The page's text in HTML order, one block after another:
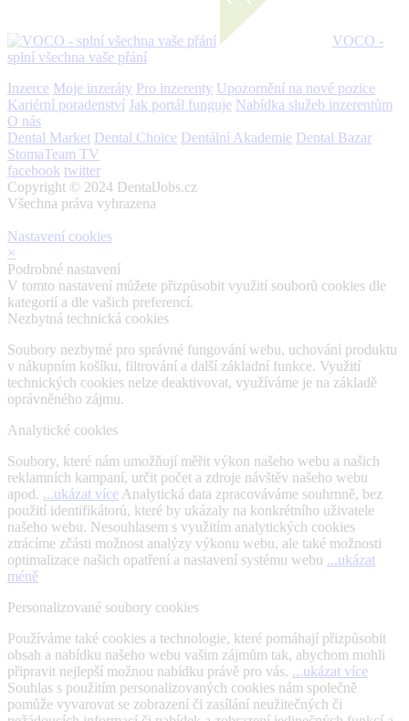
VOCO -
splní všechna vaše přání
Inzerce Moje inzeráty Pro inzerenty Upozornění na nové pozice
Kariérní poradenství Jak portál funguje Nabídka služeb inzerentům
O nás
Dental Market Dental Choice Dentální Akademie Dental Bazar
StomaTeam TV
facebook twitter
Copyright © 2024 DentalJobs.cz
Všechna práva vyhrazena
Nastavení cookies
×
Podrobné nastavení
V tomto nastavení můžete přizpůsobit využití souborů cookies dle
kategorií a dle vašich preferencí.
Nezbytná technická cookies
Soubory nezbytné pro správné fungování webu, uchování produktu
v nákupním košíku, filtrování a další základní funkce. Využití
technických cookies nelze deaktivovat, využíváme je na základě
oprávněného zájmu.
Analytické cookies
Soubory, které nám umožňují měřit výkon našeho webu a našich
reklamních kampaní, určit počet a zdroje návštěv našeho webu
apod. ...ukázat více Analytická data zpracováváme souhrnně, bez
použití identifikátorů, které by ukázaly na konkrétního uživatele
našeho webu. Nesouhlasem s využitím analytických cookies
ztrácíme zčásti možnost analýzy výkonu webu, ale také možnosti
optimalizace našich opatření a nastavení systému webu ...ukázat
méně
Personalizované soubory cookies
Používáme také cookies a technologie, které pomáhají přizpůsobit
obsah a nabídku našeho webu vašim zájmům tak, abychom mohli
připravit nejlepší možnou nabídku právě pro vás. ...ukázat více
Souhlas s použitím personalizovaných cookies nám společně
pomůže vyvarovat se zobrazení či zasílání neužitečných či